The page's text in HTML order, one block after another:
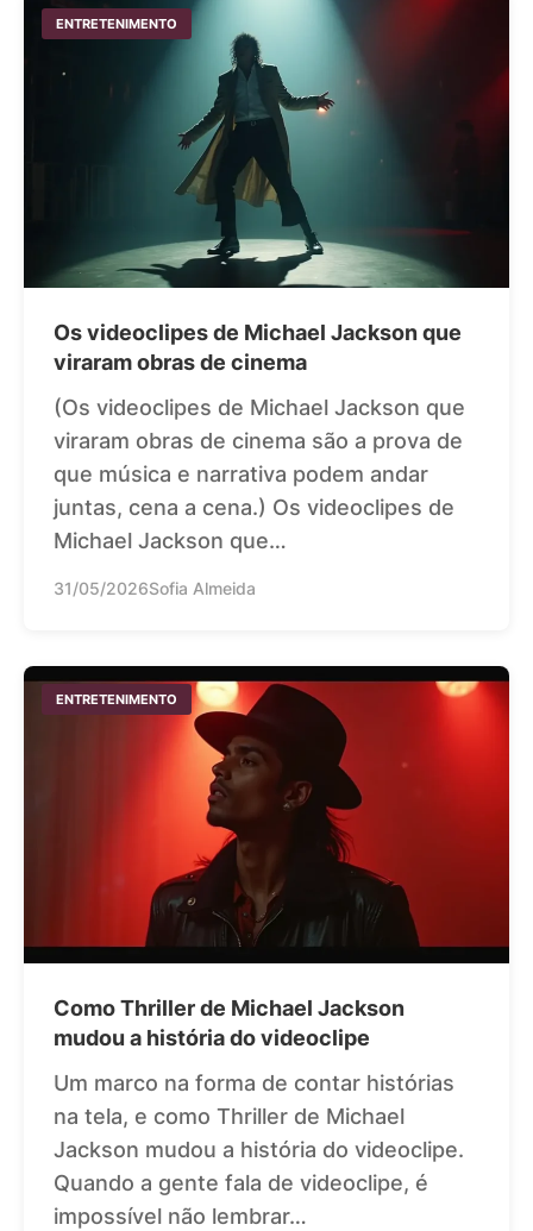
ENTRETENIMENTO
Os videoclipes de Michael Jackson que
viraram obras de cinema
(Os videoclipes de Michael Jackson que
viraram obras de cinema são a prova de
que música e narrativa podem andar
juntas, cena a cena.) Os videoclipes de
Michael Jackson que…
31/05/2026Sofia Almeida
ENTRETENIMENTO
Como Thriller de Michael Jackson
mudou a história do videoclipe
Um marco na forma de contar histórias
na tela, e como Thriller de Michael
Jackson mudou a história do videoclipe.
Quando a gente fala de videoclipe, é
impossível não lembrar…